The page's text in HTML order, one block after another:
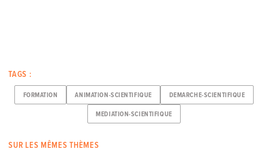
TAGS :
FORMATION ANIMATION-SCIENTIFIQUE DEMARCHE-SCIENTIFIQUE
MEDIATION-SCIENTIFIQUE
SUR LES MÊMES THÈMES